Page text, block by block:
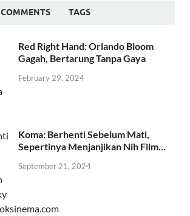
COMMENTS TAGS
Red Right Hand: Orlando Bloom
Gagah, Bertarung Tanpa Gaya
February 29, 2024
Koma: Berhenti Sebelum Mati,
Sepertinya Menjanjikan Nih Film…
September 21, 2024